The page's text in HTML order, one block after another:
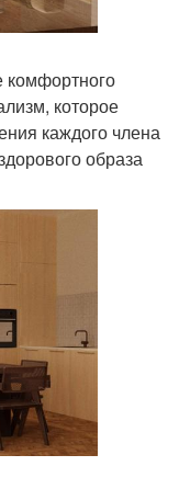
которое
каждого члена
образа